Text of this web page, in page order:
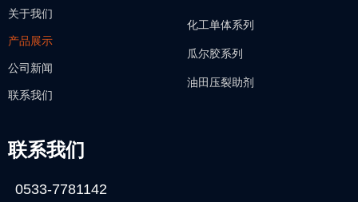
关于我们
产品展示
公司新闻
联系我们
化工单体系列
瓜尔胶系列
油田压裂助剂
联系我们
0533-7781142